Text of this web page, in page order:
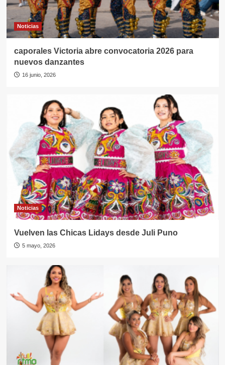
Noticias
caporales Victoria abre convocatoria 2026 para
nuevos danzantes
16 junio, 2026
Noticias
Vuelven las Chicas Lidays desde Juli Puno
5 mayo, 2026